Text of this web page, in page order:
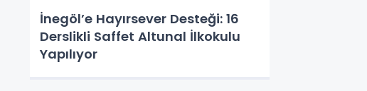
İnegöl’e Hayırsever Desteği: 16
Derslikli Saffet Altunal İlkokulu
Yapılıyor